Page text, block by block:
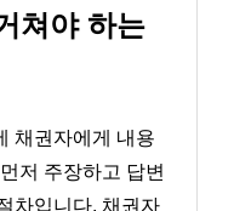
쳐야 하는
채권자에게 내용
저 주장하고 답변
차입니다. 채권자